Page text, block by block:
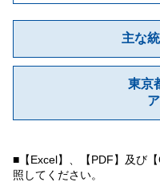
主な
東京
■【Excel】、【PDF】及び【
照してください。